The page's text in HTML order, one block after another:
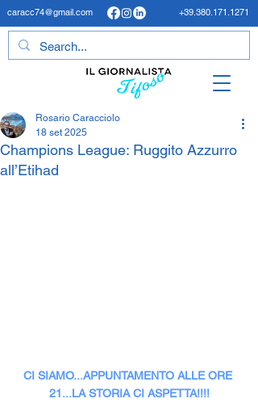
caracc74@gmail.com +39.380.171.1271
Champions League: Ruggito Azzurro
all’Etihad
Rosario Caracciolo
18 set 2025
CI SIAMO...APPUNTAMENTO ALLE ORE
21...LA STORIA CI ASPETTA!!!!